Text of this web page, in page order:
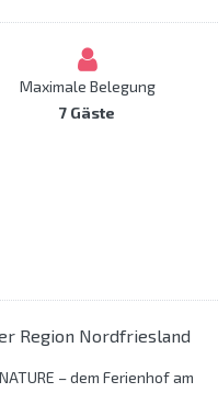
Maximale Belegung
7 Gäste
Region Nordfriesland
– dem Ferienhof am